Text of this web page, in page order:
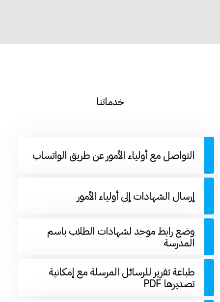
خدماتنا
التواصل مع أولياء الأمور عن طريق الواتساب
إرسال الشهادات إلى أولياء الأمور
وضع رابط موحد لشهادات الطلاب باسم
المدرسة
طباعة تقرير للرسائل المرسلة مع إمكانية
تصديرها PDF